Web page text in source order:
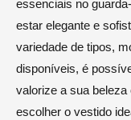
essenciais no
estar elegante e
variedade de tipos,
disponíveis, é
valorize a sua beleza
escolher o vestido